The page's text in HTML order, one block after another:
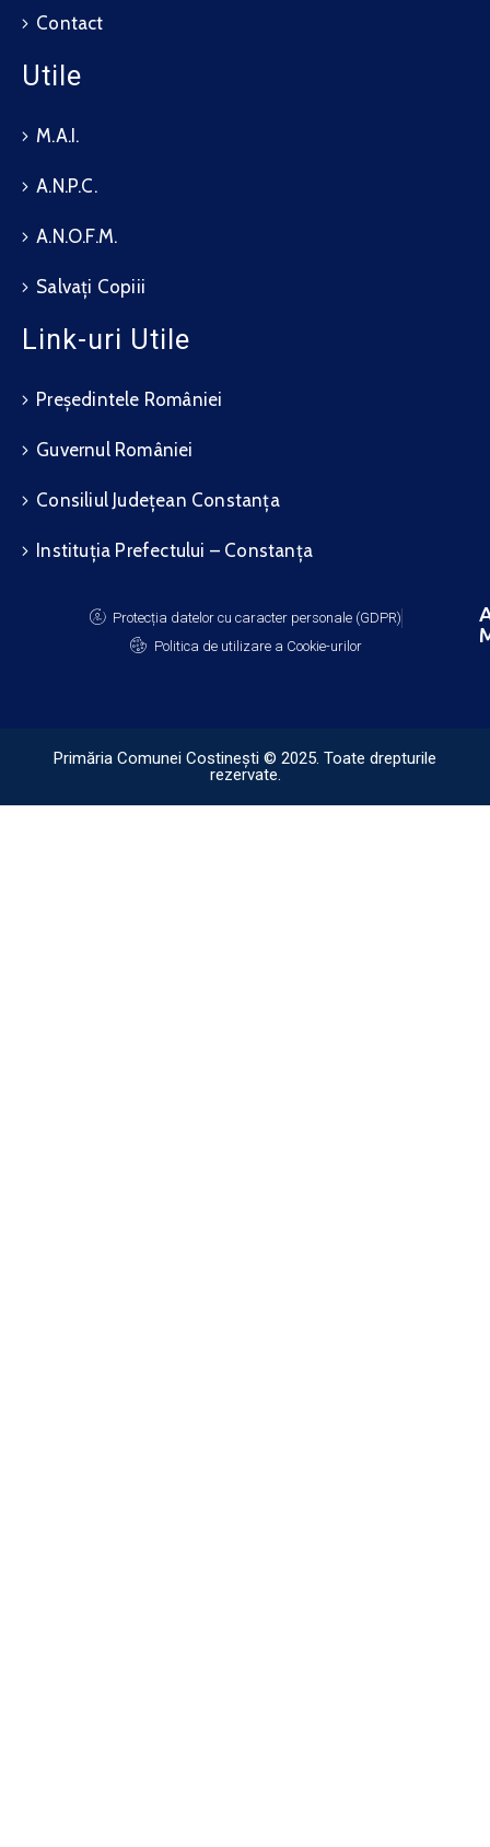
Contact
Utile
M.A.I.
A.N.P.C.
A.N.O.F.M.
Salvați Copiii
Link-uri Utile
Președintele României
Guvernul României
Consiliul Județean Constanța
Instituția Prefectului – Constanța
Protecția datelor cu caracter personale (GDPR)
Politica de utilizare a Cookie-urilor
Primăria Comunei Costinești © 2025. Toate drepturile
rezervate.